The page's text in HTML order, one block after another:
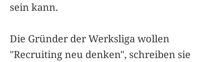
sein kann.
Die Gründer der Werksliga wollen
"Recruiting neu denken", schreiben sie